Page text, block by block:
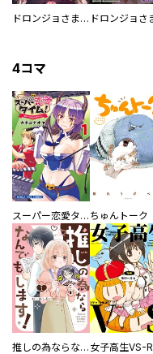
ドロンジョさまは転生しても悪役令嬢のままだった
4コマ
スーパー恋愛タイム！～現場でドＳな彼女は自宅でデレる～ ちゅんトーク
推しの為ならなんでもします！ 女子高生VS-R